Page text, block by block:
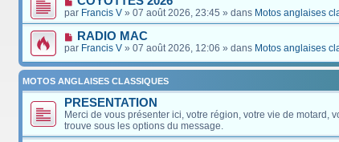
par Francis V » 07 août 2026, 23:45 » dans Motos anglaises
RADIO MAC
par Francis V » 07 août 2026, 12:06 » dans Motos anglaises
MOTOS ANGLAISES CLASSIQUES
PRESENTATION
Merci de vous présenter ici, votre région, votre vie de motard,
trouve sous les options du message.